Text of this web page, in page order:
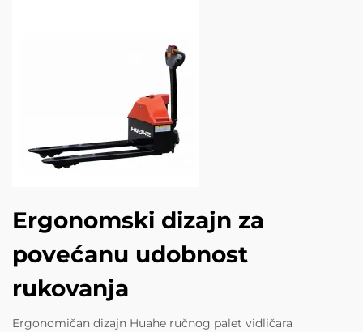
Ergonomski dizajn za
povećanu udobnost
rukovanja
Ergonomičan dizajn Huahe ručnog palet vidličara